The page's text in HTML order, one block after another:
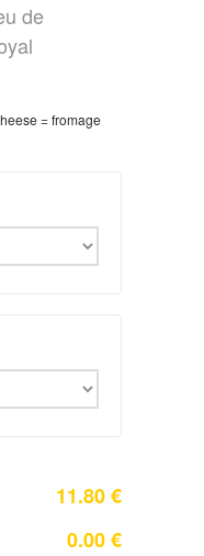
de
= fromage
11.80€
0.00€